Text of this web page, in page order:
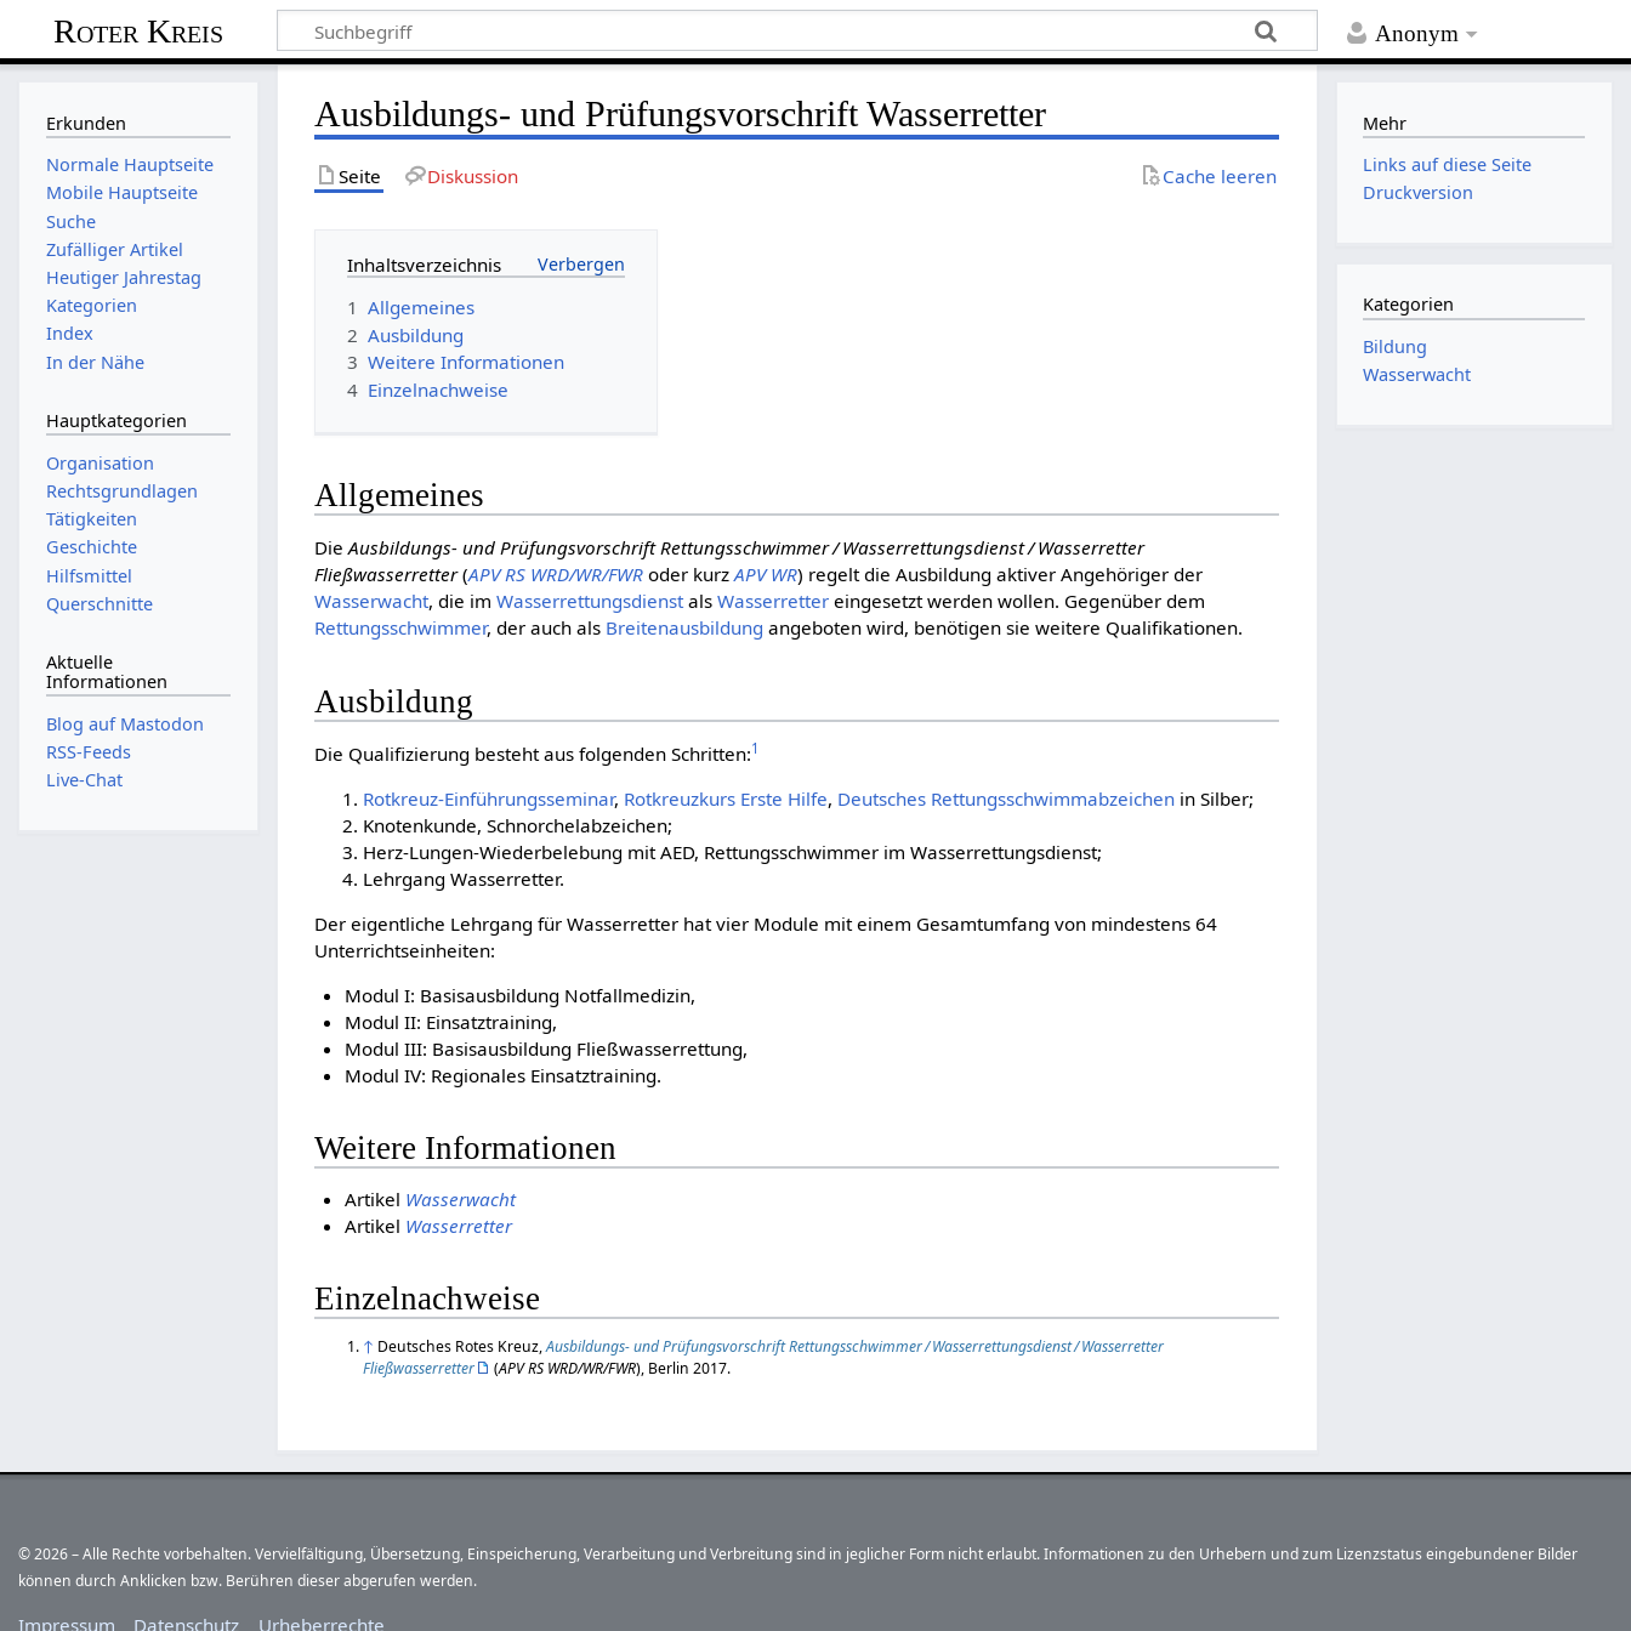
Anonym
Roter Kreis
Ausbildungs- und Prüfungsvorschrift Wasserretter
Seite Diskussion Cache leeren
Inhaltsverzeichnis
1 Allgemeines
2 Ausbildung
3 Weitere Informationen
4 Einzelnachweise
Allgemeines
DieAusbildungs- und Prüfungsvorschrift Rettungsschwimmer / Wasserrettungsdienst / Wasserretter
Fließwasserretter(APV RS WRD/WR/FWR oder kurzAPV WR) regelt die Ausbildung aktiver Angehöriger der
Wasserwacht, die imWasserrettungsdienstalsWasserretter eingesetzt werden wollen. Gegenüber dem
Rettungsschwimmer, der auch als Breitenausbildung angeboten wird, benötigen sie weitere Qualifikationen.
Ausbildung
Die Qualifizierung besteht aus folgenden Schritten:1
Rotkreuz-Einführungsseminar, Rotkreuzkurs Erste Hilfe, Deutsches Rettungsschwimmabzeichen in Silber;
Knotenkunde, Schnorchelabzeichen;
Herz-Lungen-Wiederbelebung mit AED, Rettungsschwimmer im Wasserrettungsdienst;
Lehrgang Wasserretter.
Der eigentliche Lehrgang für Wasserretter hat vier Module mit einem Gesamtumfang von mindestens 64
Unterrichtseinheiten:
Modul I: Basisausbildung Notfallmedizin,
Modul II: Einsatztraining,
Modul III: Basisausbildung Fließwasserrettung,
Modul IV: Regionales Einsatztraining.
Weitere Informationen
Artikel Wasserwacht
Artikel Wasserretter
Einzelnachweise
↑ Deutsches Rotes Kreuz,Ausbildungs- und Prüfungsvorschrift Rettungsschwimmer / Wasserrettungsdienst / Wasserretter
Fließwasserretter
(APV RS WRD/WR/FWR), Berlin 2017.
Erkunden
Normale Hauptseite
Mobile Hauptseite
Suche
Zufälliger Artikel
Heutiger Jahrestag
Kategorien
Index
In der Nähe
Hauptkategorien
Organisation
Rechtsgrundlagen
Tätigkeiten
Geschichte
Hilfsmittel
Querschnitte
Aktuelle
Informationen
Blog auf Mastodon
RSS-Feeds
Live-Chat
Mehr
Links auf diese Seite
Druckversion
Kategorien
Bildung
Wasserwacht
© 2026 – Alle Rechte vorbehalten. Vervielfältigung, Übersetzung, Einspeicherung, Verarbeitung und Verbreitung sind in jeglicher Form nicht erlaubt. Informationen zu den Urhebern und zum Lizenzstatus eingebundener Bilder
können durch Anklicken bzw. Berühren dieser abgerufen werden.
Impressum Datenschutz Urheberrechte